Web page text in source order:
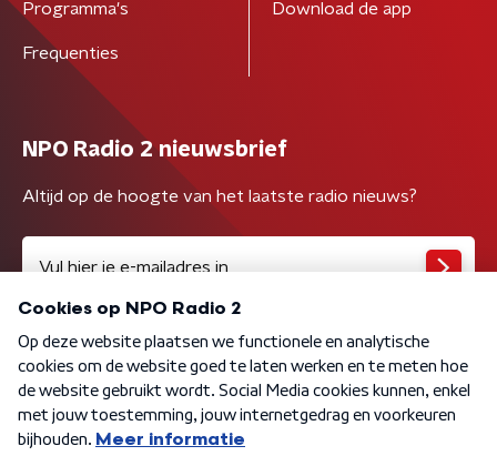
Programma's
Frequenties
Download de app
NPO Radio 2 nieuwsbrief
Altijd op de hoogte van het laatste radio nieuws?
Algemene voorwaarden